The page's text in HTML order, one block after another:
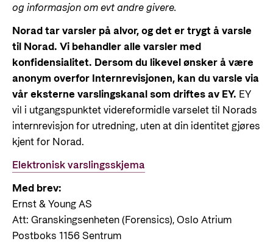
Viktige dokumenter og lenker
Partnerfordeling
Kontakt oss
Norads Varslingstjeneste
Presse og media
Logo
Postjournal
Personvern
og informasjon om evt andre givere.
Norad tar varsler på alvor, og det er trygt å varsle
til Norad. Vi behandler alle varsler med
konfidensialitet. Dersom du likevel ønsker å være
anonym overfor Internrevisjonen, kan du varsle via
vår eksterne varslingskanal som driftes av EY. EY
vil i utgangspunktet videreformidle varselet til Norads
internrevisjon for utredning, uten at din identitet gjøres
kjent for Norad.
Elektronisk varslingsskjema
Med brev:
Ernst & Young AS
Att: Granskingsenheten (Forensics), Oslo Atrium
Postboks 1156 Sentrum